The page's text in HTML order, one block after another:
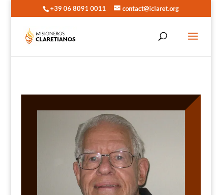
+39 06 8091 0011 contact@iclaret.org